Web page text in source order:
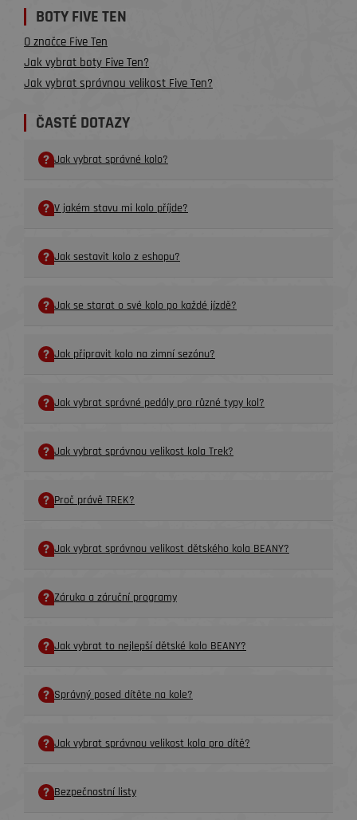
BOTY FIVE TEN
O značce Five Ten
Jak vybrat boty Five Ten?
Jak vybrat správnou velikost Five Ten?
ČASTÉ DOTAZY
Jak vybrat správné kolo?
V jakém stavu mi kolo příjde?
Jak sestavit kolo z eshopu?
Jak se starat o své kolo po každé jízdě?
Jak připravit kolo na zimní sezónu?
Jak vybrat správné pedály pro různé typy kol?
Jak vybrat správnou velikost kola Trek?
Proč právě TREK?
Jak vybrat správnou velikost dětského kola BEANY?
Záruka a záruční programy
Jak vybrat to nejlepší dětské kolo BEANY?
Správný posed dítěte na kole?
Jak vybrat správnou velikost kola pro dítě?
Bezpečnostní listy